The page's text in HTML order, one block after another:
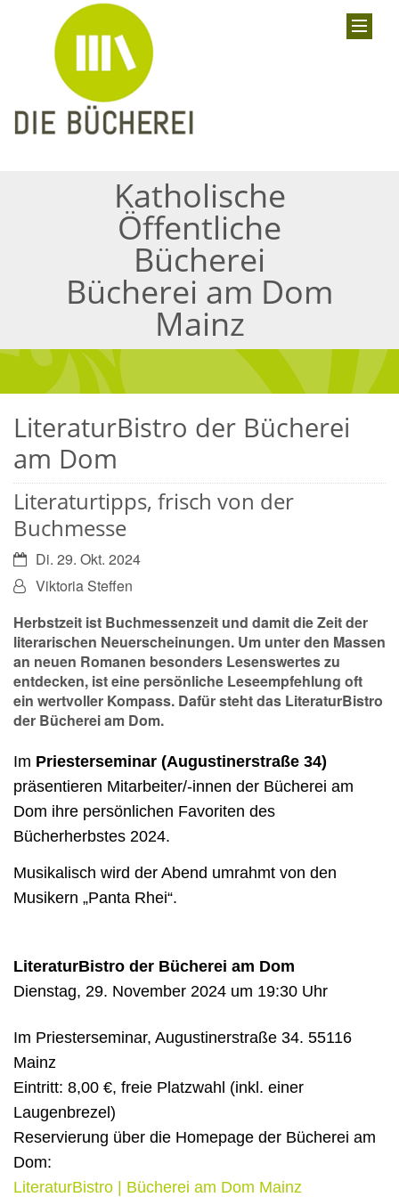
Katholische
Öffentliche
Bücherei
Bücherei am Dom
Mainz
LiteraturBistro der Bücherei
am Dom
Literaturtipps, frisch von der
Buchmesse
Datum:Di. 29. Okt. 2024
Von:Viktoria Steffen
Herbstzeit ist Buchmessenzeit und damit die Zeit der
literarischen Neuerscheinungen. Um unter den Massen
an neuen Romanen besonders Lesenswertes zu
entdecken, ist eine persönliche Leseempfehlung oft
ein wertvoller Kompass. Dafür steht das LiteraturBistro
der Bücherei am Dom.
Im Priesterseminar (Augustinerstraße 34)
präsentieren Mitarbeiter/-innen der Bücherei am
Dom ihre persönlichen Favoriten des
Bücherherbstes 2024.
Musikalisch wird der Abend umrahmt von den
Musikern „Panta Rhei“.
LiteraturBistro der Bücherei am Dom
Dienstag, 29. November 2024 um 19:30 Uhr
Im Priesterseminar, Augustinerstraße 34. 55116
Mainz
Eintritt: 8,00 €, freie Platzwahl (inkl. einer
Laugenbrezel)
Reservierung über die Homepage der Bücherei am
Dom:
LiteraturBistro | Bücherei am Dom Mainz